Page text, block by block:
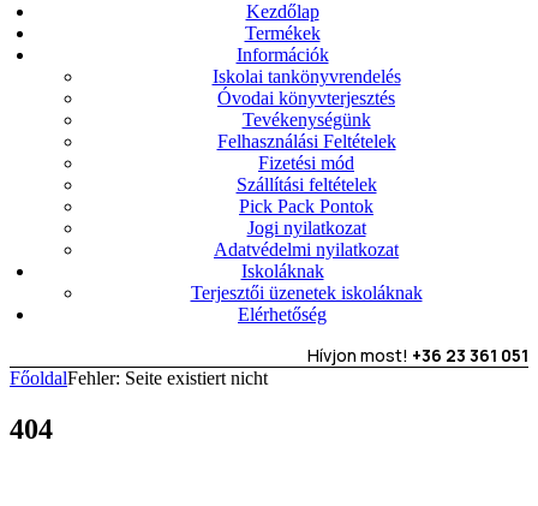
Kezdőlap
Termékek
Információk
Iskolai tankönyvrendelés
Óvodai könyvterjesztés
Tevékenységünk
Felhasználási Feltételek
Fizetési mód
Szállítási feltételek
Pick Pack Pontok
Jogi nyilatkozat
Adatvédelmi nyilatkozat
Iskoláknak
Terjesztői üzenetek iskoláknak
Elérhetőség
Hívjon most! +36 23 361 051
FőoldalFehler: Seite existiert nicht
404